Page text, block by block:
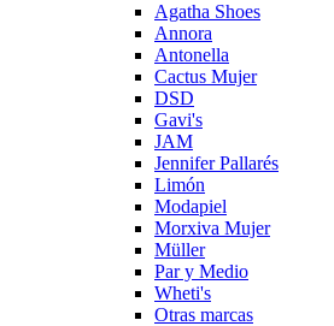
Agatha Shoes
Annora
Antonella
Cactus Mujer
DSD
Gavi's
JAM
Jennifer Pallarés
Limón
Modapiel
Morxiva Mujer
Müller
Par y Medio
Wheti's
Otras marcas